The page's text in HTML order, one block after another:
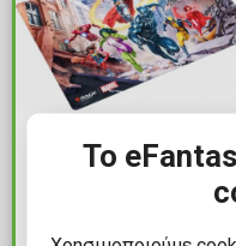
23,99€
Gamegenic Shiny Game
Το